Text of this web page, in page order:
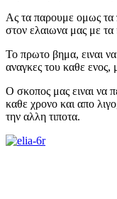
Ας τα παρουμε ομως τα
στον ελαιωνα μας με
Το πρωτο βημα, ειναι
αναγκες του καθε ενος,
Ο σκοπος μας ειναι να
καθε χρονο και απο
την αλλη τιποτα.